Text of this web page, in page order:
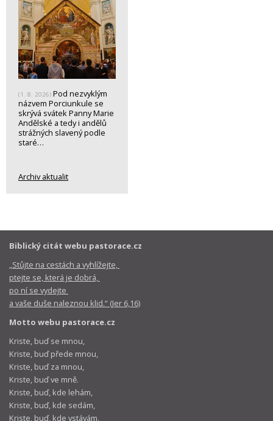
(1. 8. 2026) Pod nezvyklým
názvem Porciunkule se
skrývá svátek Panny Marie
Andělské a tedy i andělů
strážných slavený podle
staré…
Archiv aktualit
Biblický citát webu pastorace.cz
„Stůjte na cestách a vyhlížejte,
ptejte se, která je dobrá,
po ní se vydejte
a vaše duše naleznou klid.“ (Jer 6,16)
Motto webu pastorace.cz
Kriste, buď se mnou,
Kriste, buď přede mnou,
Kriste, buď za mnou,
Kriste, buď ve mně.
Kriste, buď, kde lehám,
Kriste, buď, kde sedám,
Kriste, buď, kde vstávám.